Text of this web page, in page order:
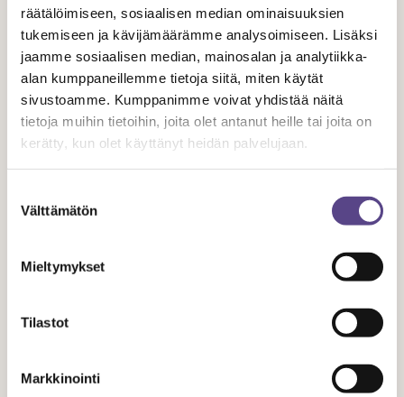
räätälöimiseen, sosiaalisen median ominaisuuksien
tukemiseen ja kävijämäärämme analysoimiseen. Lisäksi
jaamme sosiaalisen median, mainosalan ja analytiikka-
alan kumppaneillemme tietoja siitä, miten käytät
sivustoamme. Kumppanimme voivat yhdistää näitä
tietoja muihin tietoihin, joita olet antanut heille tai joita on
kerätty, kun olet käyttänyt heidän palvelujaan.
valinta
Välttämätön
Mieltymykset
Tilastot
Markkinointi
Liity jäseneksi
Toiminnan painopisteet 2020
Teatteriohjaajien ja dramaturgien edunvalvonta
Kulttuuripolitiikka
Koulutuspolitiikka
Tiedotus
kahdesti vuodessa.